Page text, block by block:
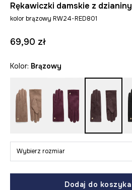
Rękawiczki damskie z dzianiny
kolor brązowy RW24-RED801
69,90 zł
Kolor: brązowy
Wybierz rozmiar
Dodaj do koszyka